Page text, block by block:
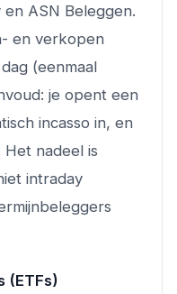
ASN Beleggen.
en verkopen
(eenmaal
je opent een
incasso in, en
nadeel is
intraday
(ETFs)